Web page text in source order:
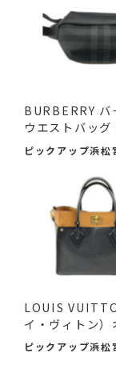
BURBERRY バ
ウエストバッ
ボデ...
ピックアップ浜松
LOUIS
イ・ヴィトン）
サイドMM...
ピックアップ浜松